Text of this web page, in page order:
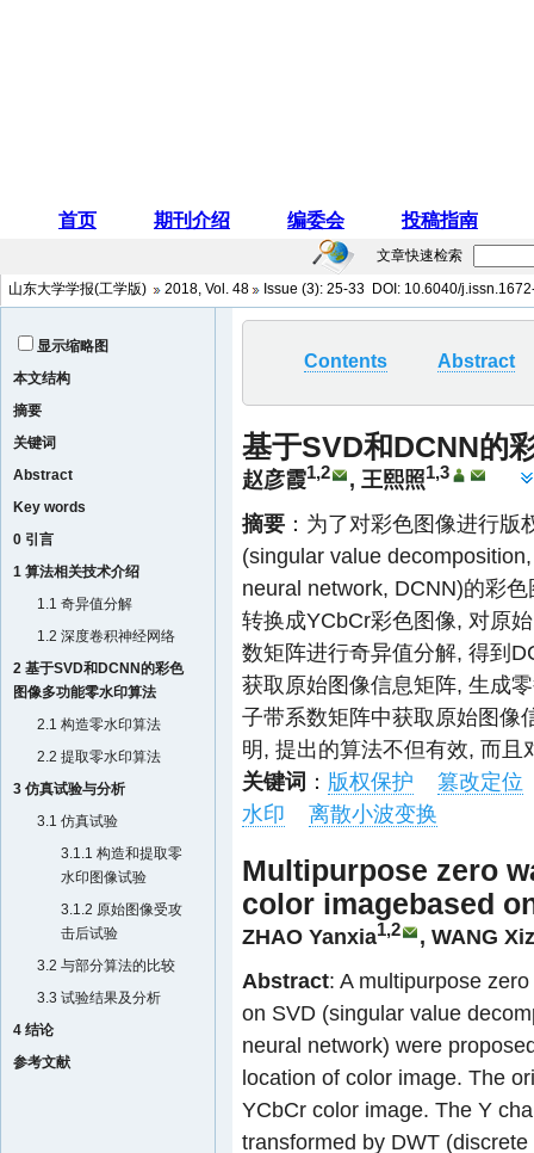
文章快速检索
山东大学学报(工学版)
2018, Vol. 48 Issue (3): 25-33 DOI: 10.6040/
显示缩略图
本文结构
摘要
关键词
Abstract
Key words
0 引言
1 算法相关技术介绍
1.1 奇异值分解
1.2 深度卷积神经网络
2 基于SVD和DCNN的彩色
图像多功能零水印算法
2.1 构造零水印算法
2.2 提取零水印算法
3 仿真试验与分析
3.1 仿真试验
3.1.1 构造和提取零
水印图像试验
3.1.2 原始图像受攻
击后试验
3.2 与部分算法的比较
3.3 试验结果及分析
4 结论
参考文献
Contents Abstract
基于SVD和DCNN的
赵彦霞1,2 , 王熙照1,3
摘要 ：为了对彩色图像进行
(singular value
neural network, DCNN)的彩
转换成YCbCr彩色图像, 对原
数矩阵进行奇异值分解, 得到
获取原始图像信息矩阵, 生成
子带系数矩阵中获取原始图像
明, 提出的算法不但有效, 而
关键词 ： 版权保护
篡改定位
水印
离散小波变换
Multipurpose zero
color imagebased
ZHAO Yanxia1,2 , WANG
Abstract: A multipurpose
on SVD (singular value
neural network) were
location of color image. The
YCbCr color image. The Y
transformed by DWT